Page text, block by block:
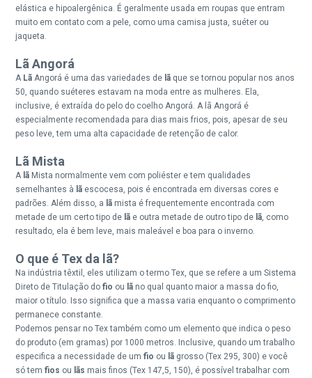
elástica e hipoalergênica. É geralmente usada em roupas que entram
muito em contato com a pele, como uma camisa justa, suéter ou
jaqueta.
Lã Angorá
A Lã Angorá é uma das variedades de lã que se tornou popular nos anos
50, quando suéteres estavam na moda entre as mulheres. Ela,
inclusive, é extraída do pelo do coelho Angorá. A lã Angorá é
especialmente recomendada para dias mais frios, pois, apesar de seu
peso leve, tem uma alta capacidade de retenção de calor.
Lã Mista
A lã Mista normalmente vem com poliéster e tem qualidades
semelhantes à lã escocesa, pois é encontrada em diversas cores e
padrões. Além disso, a lã mista é frequentemente encontrada com
metade de um certo tipo de lã e outra metade de outro tipo de lã, como
resultado, ela é bem leve, mais maleável e boa para o inverno.
O que é Tex da lã?
Na indústria têxtil, eles utilizam o termo Tex, que se refere a um Sistema
Direto de Titulação dofio ou lã no qual quanto maior a massa do fio,
maior o título. Isso significa que a massa varia enquanto o comprimento
permanece constante.
Podemos pensar no Tex também como um elemento que indica o peso
do produto (em gramas) por 1000 metros. Inclusive, quando um trabalho
especifica a necessidade de umfio ou lã grosso (Tex 295, 300) e você
só temfios ou lãs mais finos (Tex 147,5, 150), é possível trabalhar com